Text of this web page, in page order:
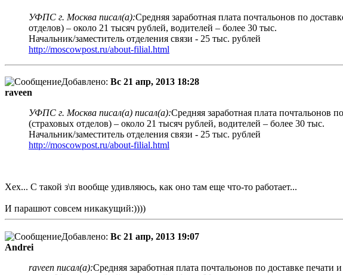
УФПС г. Москва писал(а):Средняя заработная плата почтальонов по
отделов) – около 21 тысяч рублей, водителей – более 30 тыс.
Начальник/заместитель отделения связи - 25 тыс. рублей
http://moscowpost.ru/about-filial.html
Добавлено: Вс 21 апр, 2013 18:28
raveen
УФПС г. Москва писал(а) писал(а):Средняя заработная плата почтальонов
(страховых отделов) – около 21 тысяч рублей, водителей – более 30 тыс.
Начальник/заместитель отделения связи - 25 тыс. рублей
http://moscowpost.ru/about-filial.html
Хех... С такой з\п вообще удивляюсь, как оно там еще что-то работает...
И парашют совсем никакущий:))))
Добавлено: Вс 21 апр, 2013 19:07
Andrei
raveen писал(а):Средняя заработная плата почтальонов по доставке